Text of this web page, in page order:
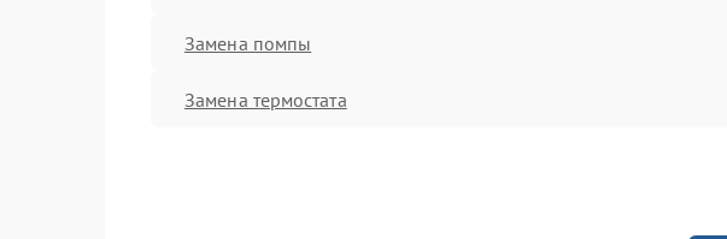
Замена помпы
Замена термостата